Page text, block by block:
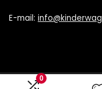
0
E-mail: